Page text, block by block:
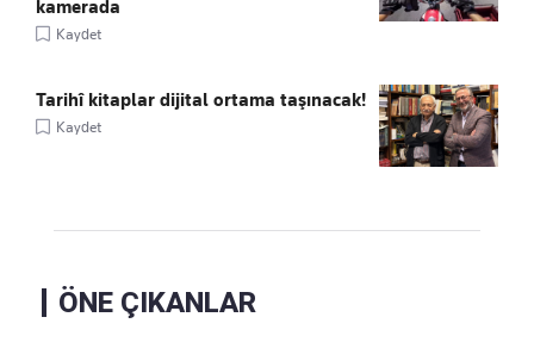
kamerada
Kaydet
Tarihî kitaplar dijital ortama taşınacak!
Kaydet
ÖNE ÇIKANLAR